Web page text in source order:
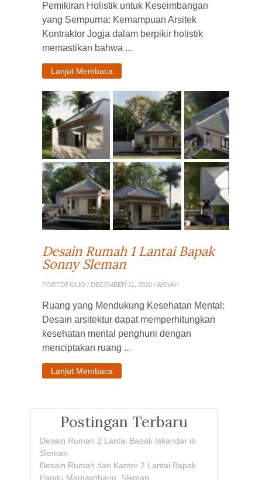
Pemikiran Holistik untuk Keseimbangan
yang Sempurna: Kemampuan Arsitek
Kontraktor Jogja dalam berpikir holistik
memastikan bahwa ...
Lanjut Membaca
Desain Rumah 1 Lantai Bapak
Sonny Sleman
PORTOFOLIO / DECEMBER 11, 2020 / AISYAH
Ruang yang Mendukung Kesehatan Mental:
Desain arsitektur dapat memperhitungkan
kesehatan mental penghuni dengan
menciptakan ruang ...
Lanjut Membaca
Postingan Terbaru
Desain Rumah 2 Lantai Bapak Iskandar di
Sleman
Desain Rumah dan Kantor 2 Lantai Bapak
Pandu Maguwoharjo, Sleman